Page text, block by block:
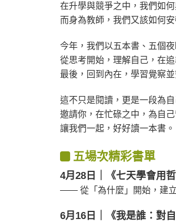
在升學與競爭之中，我們如
而身為教師，我們又該如何
今年，我們以五本書、五個
從思考開始，理解自己，在
最後，回到內在，學習覺察並
這不只是閱讀，更是一段為
邀請你，在忙碌之中，為自
讓我們一起，好好讀一本書。
五場次精彩書單
4月28日｜《七天學會用哲
—— 從「為什麼」開始，建
6月16日｜《我是誰：對